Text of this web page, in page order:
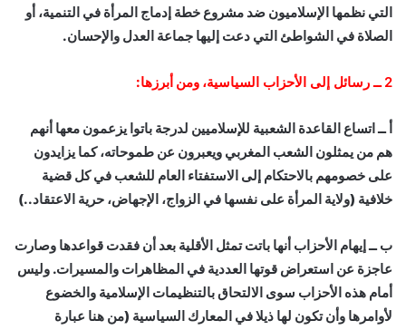
التي نظمها الإسلاميون ضد مشروع خطة إدماج المرأة في التنمية، أو
الصلاة في الشواطئ التي دعت إليها جماعة العدل والإحسان.
2 ــ رسائل إلى الأحزاب السياسية ، ومن أبرزها:
أ ــاتساع القاعدة الشعبية للإسلاميين لدرجة باتوا يزعمون معها أنهم
هم من يمثلون الشعب المغربي ويعبرون عن طموحاته، كما يزايدون
على خصومهم بالاحتكام إلى الاستفتاء العام للشعب في كل قضية
خلافية (ولاية المرأة على نفسها في الزواج، الإجهاض، حرية الاعتقاد..)
ب ــإيهام الأحزاب أنها باتت تمثل الأقلية بعد أن فقدت قواعدها وصارت
عاجزة عن استعراض قوتها العددية في المظاهرات والمسيرات. وليس
أمام هذه الأحزاب سوى الالتحاق بالتنظيمات الإسلامية والخضوع
لأوامرها وأن تكون لها ذيلا في المعارك السياسية (من هنا عبارة